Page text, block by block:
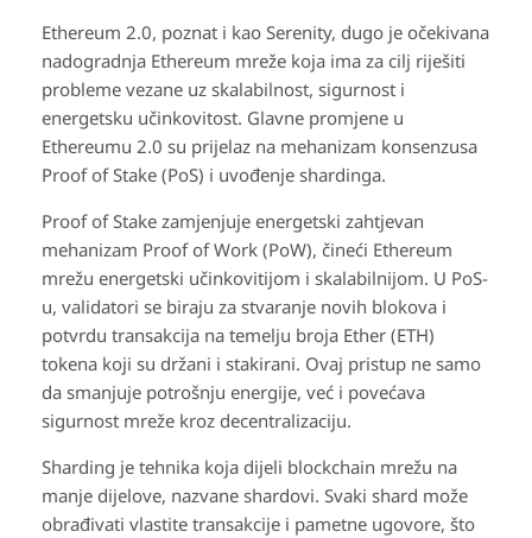
Ethereum 2.0, poznat i kao Serenity, dugo je očekivana
nadogradnja Ethereum mreže koja ima za cilj riješiti
probleme vezane uz skalabilnost, sigurnost i
energetsku učinkovitost. Glavne promjene u
Ethereumu 2.0 su prijelaz na mehanizam konsenzusa
Proof of Stake (PoS) i uvođenje shardinga.
Proof of Stake zamjenjuje energetski zahtjevan
mehanizam Proof of Work (PoW), čineći Ethereum
mrežu energetski učinkovitijom i skalabilnijom. U PoS-
u, validatori se biraju za stvaranje novih blokova i
potvrdu transakcija na temelju broja Ether (ETH)
tokena koji su držani i stakirani. Ovaj pristup ne samo
da smanjuje potrošnju energije, već i povećava
sigurnost mreže kroz decentralizaciju.
Sharding je tehnika koja dijeli blockchain mrežu na
manje dijelove, nazvane shardovi. Svaki shard može
obrađivati vlastite transakcije i pametne ugovore, što